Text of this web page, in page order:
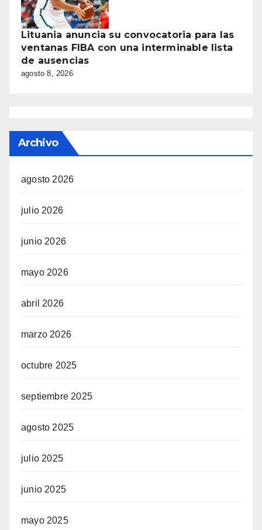
Lituania anuncia su convocatoria para las
ventanas FIBA con una interminable lista
de ausencias
agosto 8, 2026
Archivo
agosto 2026
julio 2026
junio 2026
mayo 2026
abril 2026
marzo 2026
octubre 2025
septiembre 2025
agosto 2025
julio 2025
junio 2025
mayo 2025